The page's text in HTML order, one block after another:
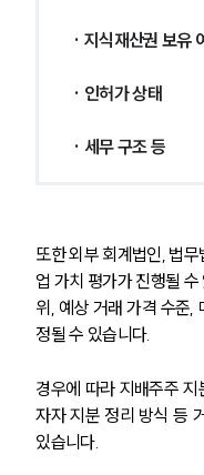
· 지식재산권 보유
· 인허가 상태
· 세무 구조 등
또한 외부 회계법인, 법
업 가치 평가가 진행될
위, 예상 거래 가격 수준,
정될 수 있습니다.
경우에 따라 지배주주
자자 지분 정리 방식 등
있습니다.